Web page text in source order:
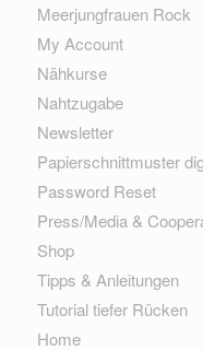
Meerjungfrauen Rock
My Account
Nähkurse
Nahtzugabe
Newsletter
Papierschnittmuster
Password Reset
Press/Media &
Shop
Tipps & Anleitungen
Tutorial tiefer Rücken
Home